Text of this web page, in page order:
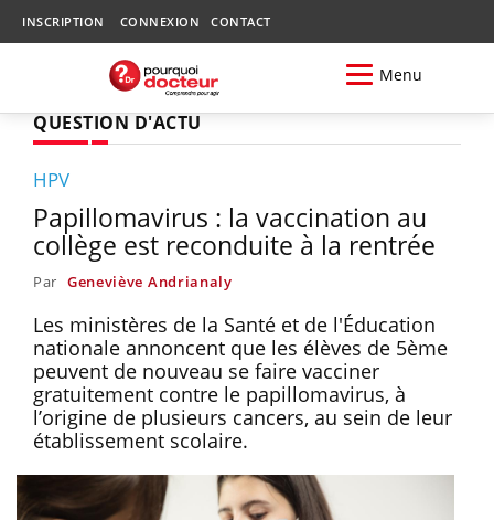
INSCRIPTION CONNEXION CONTACT
Menu
QUESTION D'ACTU
HPV
Papillomavirus : la vaccination au
collège est reconduite à la rentrée
Par Geneviève Andrianaly
Les ministères de la Santé et de l'Éducation
nationale annoncent que les élèves de 5ème
peuvent de nouveau se faire vacciner
gratuitement contre le papillomavirus, à
l’origine de plusieurs cancers, au sein de leur
établissement scolaire.